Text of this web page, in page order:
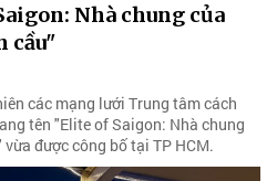
Nhà chung của
cầu"
các mạng lưới Trung tâm cách
tên "Elite of Saigon: Nhà chung
được công bố tại TP HCM.